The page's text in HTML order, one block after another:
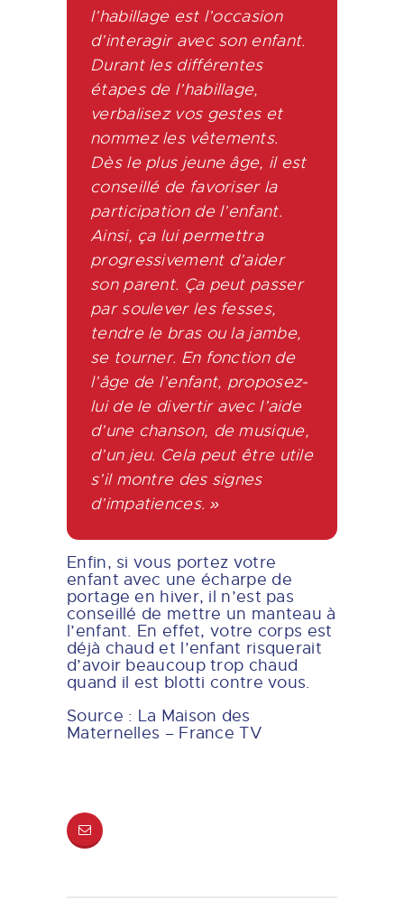
l’habillage est l’occasion
d’interagir avec son enfant.
Durant les différentes
étapes de l’habillage,
verbalisez vos gestes et
nommez les vêtements.
Dès le plus jeune âge, il est
conseillé de favoriser la
participation de l’enfant.
Ainsi, ça lui permettra
progressivement d’aider
son parent. Ça peut passer
par soulever les fesses,
tendre le bras ou la jambe,
se tourner. En fonction de
l’âge de l’enfant, proposez-
lui de le divertir avec l’aide
d’une chanson, de musique,
d’un jeu. Cela peut être utile
s’il montre des signes
d’impatiences. »
Enfin, si vous portez votre
enfant avec une écharpe de
portage en hiver, il n’est pas
conseillé de mettre un manteau à
l’enfant. En effet, votre corps est
déjà chaud et l’enfant risquerait
d’avoir beaucoup trop chaud
quand il est blotti contre vous.
Source : La Maison des
Maternelles – France TV